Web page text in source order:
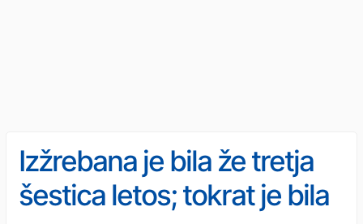
Izžrebana je bila že tretja
šestica letos; tokrat je bila